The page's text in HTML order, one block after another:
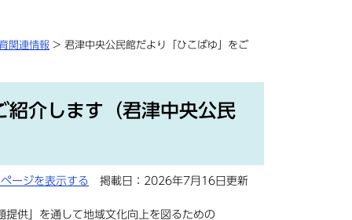
関連情報 > 君津中央公民館だより「ひこばゆ」をご
紹介します（君津中央公民
ージを表示する 掲載日：2026年7月16日更新
供」を通して地域文化向上を図るための